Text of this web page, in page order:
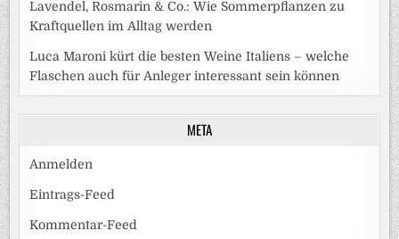
Lavendel, Rosmarin & Co.: Wie Sommerpflanzen zu
Kraftquellen im Alltag werden
Luca Maroni kürt die besten Weine Italiens – welche
Flaschen auch für Anleger interessant sein können
META
Anmelden
Eintrags-Feed
Kommentar-Feed